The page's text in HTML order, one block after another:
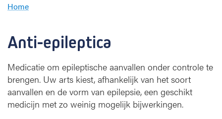
Home
i
e
p
i
l
e
Anti-epileptica
Medicatie om epileptische aanvallen onder controle te
brengen. Uw arts kiest, afhankelijk van het soort
aanvallen en de vorm van epilepsie, een geschikt
medicijn met zo weinig mogelijk bijwerkingen.